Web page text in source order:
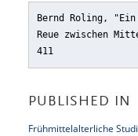
Bernd Roling, "Ein
Reue zwischen
411
PUBLISHED IN
Frühmittelalterliche